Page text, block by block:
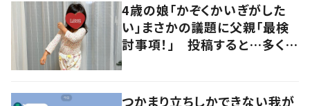
4歳の娘「かぞくかいぎがした
い」まさかの議題に父親「最検
討事項！」 投稿すると…多くの
つかまり立ちしかできない我が